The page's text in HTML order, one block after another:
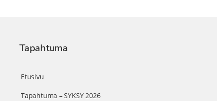
Tapahtuma
Etusivu
Tapahtuma – SYKSY 2026